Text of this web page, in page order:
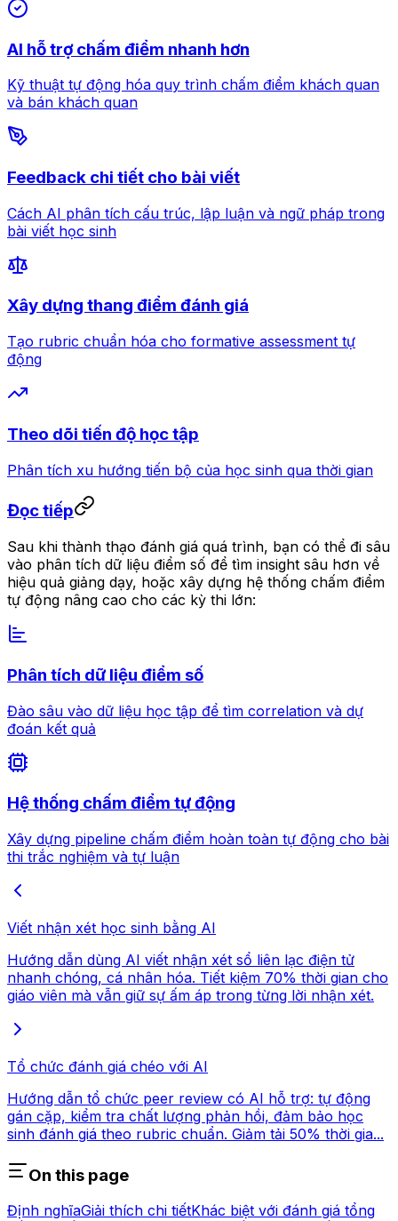
AI hỗ trợ chấm điểm nhanh hơn
Kỹ thuật tự động hóa quy trình chấm điểm khách quan
và bán khách quan
Feedback chi tiết cho bài viết
Cách AI phân tích cấu trúc, lập luận và ngữ pháp trong
bài viết học sinh
Xây dựng thang điểm đánh giá
Tạo rubric chuẩn hóa cho formative assessment tự
động
Theo dõi tiến độ học tập
Phân tích xu hướng tiến bộ của học sinh qua thời gian
Đọc tiếp
Sau khi thành thạo đánh giá quá trình, bạn có thể đi sâu
vào phân tích dữ liệu điểm số để tìm insight sâu hơn về
hiệu quả giảng dạy, hoặc xây dựng hệ thống chấm điểm
tự động nâng cao cho các kỳ thi lớn:
Phân tích dữ liệu điểm số
Đào sâu vào dữ liệu học tập để tìm correlation và dự
đoán kết quả
Hệ thống chấm điểm tự động
Xây dựng pipeline chấm điểm hoàn toàn tự động cho bài
thi trắc nghiệm và tự luận
Viết nhận xét học sinh bằng AI
Hướng dẫn dùng AI viết nhận xét sổ liên lạc điện tử
nhanh chóng, cá nhân hóa. Tiết kiệm 70% thời gian cho
giáo viên mà vẫn giữ sự ấm áp trong từng lời nhận xét.
Tổ chức đánh giá chéo với AI
Hướng dẫn tổ chức peer review có AI hỗ trợ: tự động
gán cặp, kiểm tra chất lượng phản hồi, đảm bảo học
sinh đánh giá theo rubric chuẩn. Giảm tải 50% thời gia...
On this page
Định nghĩaGiải thích chi tiếtKhác biệt với đánh giá tổng